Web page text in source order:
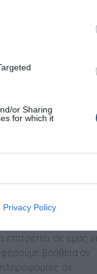
or Sharing
for which it
Privacy Policy
υπηρεσιών, και
ποιότητα των
μας. Όλα τα
κώδικα πάνω
διαρκώς
τις
επιτρέπει σε εμάς
βοήθεια αν
πληροφορίες σε